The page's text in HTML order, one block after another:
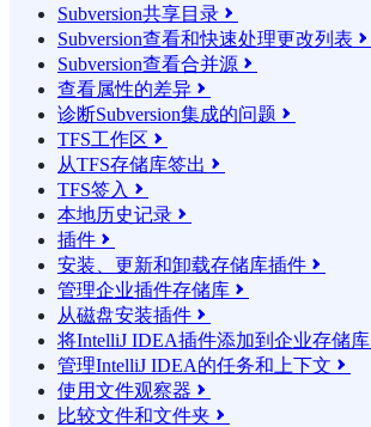
Subversion共享目录 
Subversion查看和快速处理更改列表 
Subversion查看合并源 
查看属性的差异 
诊断Subversion集成的问题 
TFS工作区 
从TFS存储库签出 
TFS签入 
本地历史记录 
插件 
安装、更新和卸载存储库插件 
管理企业插件存储库 
从磁盘安装插件 
将IntelliJ IDEA插件添加到企业存储库
管理IntelliJ IDEA的任务和上下文 
使用文件观察器 
比较文件和文件夹 